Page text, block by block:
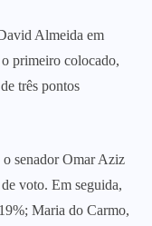
Almeida em
primeiro colocado,
três pontos
senador Omar Aziz
voto. Em seguida,
Maria do Carmo,